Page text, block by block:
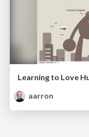
aarron